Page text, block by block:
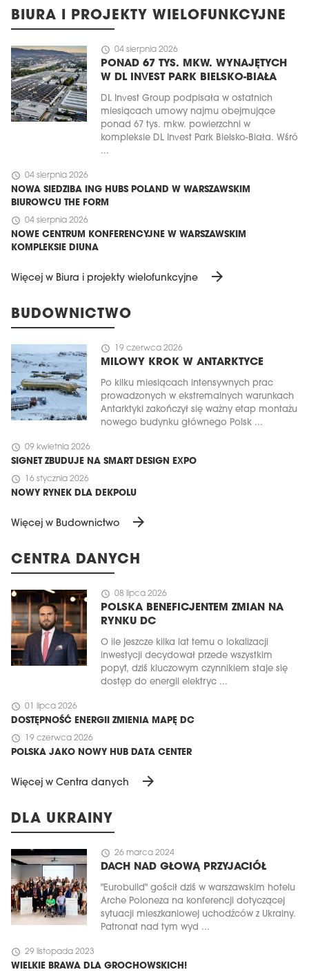
BIURA I PROJEKTY WIELOFUNKCYJNE
schedule 04 sierpnia 2026
PONAD 67 TYS. MKW. WYNAJĘTYCH
W DL INVEST PARK BIELSKO-BIAŁA
DL Invest Group podpisała w ostatnich
miesiącach umowy najmu obejmujące
ponad 67 tys. mkw. powierzchni w
kompleksie DL Invest Park Bielsko-Biała. Wśró
...
schedule 04 sierpnia 2026
NOWA SIEDZIBA ING HUBS POLAND W WARSZAWSKIM
BIUROWCU THE FORM
schedule 04 sierpnia 2026
NOWE CENTRUM KONFERENCYJNE W WARSZAWSKIM
KOMPLEKSIE DIUNA
Więcej w Biura i projekty wielofunkcyjne arrow_forward
BUDOWNICTWO
schedule 19 czerwca 2026
MILOWY KROK W ANTARKTYCE
Po kilku miesiącach intensywnych prac
prowadzonych w ekstremalnych warunkach
Antarktyki zakończył się ważny etap montażu
nowego budynku głównego Polsk ...
schedule 09 kwietnia 2026
SIGNET ZBUDUJE NA SMART DESIGN EXPO
schedule 16 stycznia 2026
NOWY RYNEK DLA DEKPOLU
Więcej w Budownictwo arrow_forward
CENTRA DANYCH
schedule 08 lipca 2026
POLSKA BENEFICJENTEM ZMIAN NA
RYNKU DC
O ile jeszcze kilka lat temu o lokalizacji
inwestycji decydował przede wszystkim
popyt, dziś kluczowym czynnikiem staje się
dostęp do energii elektryc ...
schedule 01 lipca 2026
DOSTĘPNOŚĆ ENERGII ZMIENIA MAPĘ DC
schedule 19 czerwca 2026
POLSKA JAKO NOWY HUB DATA CENTER
Więcej w Centra danych arrow_forward
DLA UKRAINY
schedule 26 marca 2024
DACH NAD GŁOWĄ PRZYJACIÓŁ
"Eurobuild" gościł dziś w warszawskim hotelu
Arche Poloneza na konferencji dotyczącej
sytuacji mieszkaniowej uchodźców z Ukrainy.
Patronat nad tym wyd ...
schedule 29 listopada 2023
WIELKIE BRAWA DLA GROCHOWSKICH!